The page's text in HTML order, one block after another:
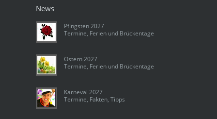
News
Pfingsten 2027
Termine, Ferien und Brückentage
Ostern 2027
Termine, Ferien und Brückentage
Karneval 2027
Termine, Fakten, Tipps